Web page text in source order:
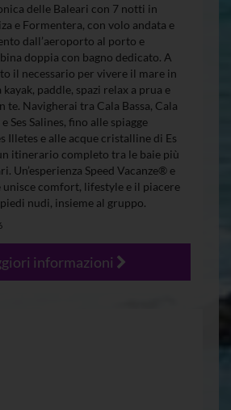
delle Baleari con 7 notti in
e Formentera, con volo andata e
dall’aeroporto al porto e
doppia con bagno dedicato. A
il necessario per vivere il mare in
paddle, spazi relax a prua e
te. Navigherai tra Cala Bassa, Cala
Ses Salines, fino alle spiagge
Illetes e alle acque cristalline di Es
itinerario completo tra le baie più
Un’esperienza Speed Vacanze® e
comfort, lifestyle e il piacere
nudi, insieme al gruppo.
informazioni